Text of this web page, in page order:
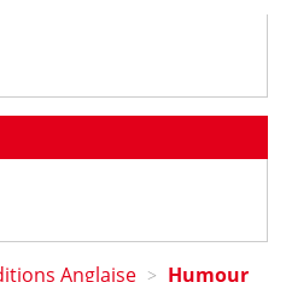
Anglaise > Humour